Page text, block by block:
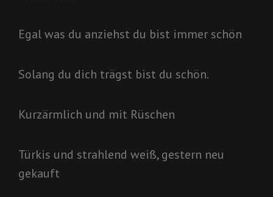
Egal was du anziehst du bist immer schön
Solang du dich trägst bist du schön.
Kurzärmlich und mit Rüschen
Türkis und strahlend weiß, gestern neu
gekauft